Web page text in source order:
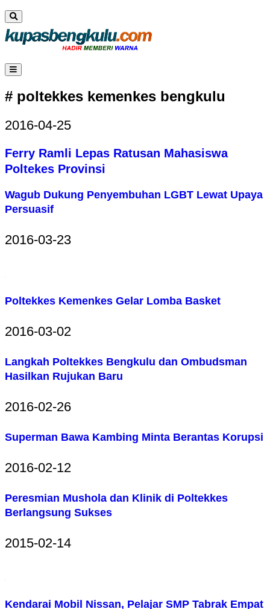
# poltekkes kemenkes bengkulu
2016-04-25
Ferry Ramli Lepas Ratusan Mahasiswa
Poltekes Provinsi
Wagub Dukung Penyembuhan LGBT Lewat Upaya
Persuasif
2016-03-23
Poltekkes Kemenkes Gelar Lomba Basket
2016-03-02
Langkah Poltekkes Bengkulu dan Ombudsman
Hasilkan Rujukan Baru
2016-02-26
Superman Bawa Kambing Minta Berantas Korupsi
2016-02-12
Peresmian Mushola dan Klinik di Poltekkes
Berlangsung Sukses
2015-02-14
Kendarai Mobil Nissan, Pelajar SMP Tabrak Empat